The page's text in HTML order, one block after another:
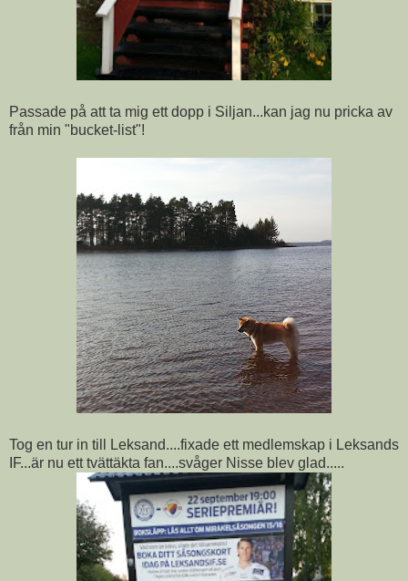
Passade på att ta mig ett dopp i Siljan...kan jag nu pricka av
från min "bucket-list"!
Tog en tur in till Leksand....fixade ett medlemskap i Leksands
IF...är nu ett tvättäkta fan....svåger Nisse blev glad.....